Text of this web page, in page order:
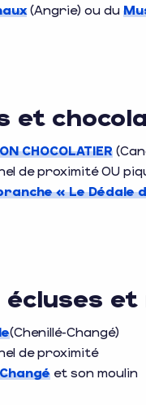
(Angrie) ou du
et
CHOCOLATIER
de proximité OU
« Le Dédale
et
(Chenillé-Changé)
de proximité
et son moulin